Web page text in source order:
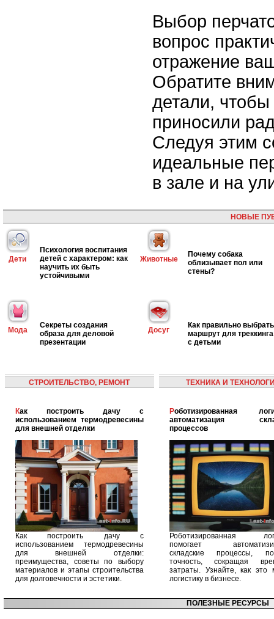
Выбор
вопрос
отражение
Обратите
детали, чтобы
приносили
Следуя этим
идеальные
в зале и на
НОВЫЕ
Дети
Психология воспитания
детей с характером: как
научить их быть
устойчивыми
Животные
Почему собака
облизывает пол или
стены?
Мода
Секреты создания
образа для деловой
презентации
Досуг
Как правильно выбрать
маршрут для треккинга
с детьми
СТРОИТЕЛЬСТВО, РЕМОНТ
Как построить дачу с
использованием термодревесины
для внешней отделки
Как построить дачу с
использованием термодревесины
для внешней отделки:
преимущества, советы по выбору
материалов и этапы строительства
для долговечности и эстетики.
ТЕХНИКА И
Роботизированная логистика:
автоматизация
процессов
Роботизированная
помогает
складские процессы,
точность, сокращая
затраты. Узнайте, как это
логистику в бизнесе.
ПОЛЕЗНЫЕ РЕСУРСЫ